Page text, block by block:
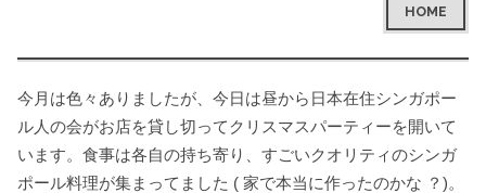
HOME
今月は色々ありましたが、今日は昼から日本在住シンガポー
ル人の会がお店を貸し切ってクリスマスパーティーを開いて
います。食事は各自の持ち寄り、すごいクオリティのシンガ
ポール料理が集まってました ( 家で本当に作ったのかな ？)。